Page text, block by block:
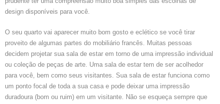
design disponíveis para você.
O seu quarto vai aparecer muito bom gosto e eclético se você tirar
proveito de algumas partes do mobiliário francês. Muitas pessoas
decidem projetar sua sala de estar em torno de uma impressão individual
ou coleção de peças de arte. Uma sala de estar tem de ser acolhedor
para você, bem como seus visitantes. Sua sala de estar funciona como
um ponto focal de toda a sua casa e pode deixar uma impressão
duradoura (bom ou ruim) em um visitante. Não se esqueça sempre que